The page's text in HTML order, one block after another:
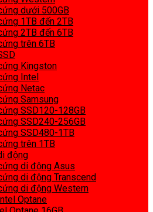
dưới 500GB
1TB đến 2TB
2TB đến 6TB
trên 6TB
Kingston
Intel
Netac
Samsung
SSD120-128GB
SSD240-256GB
SSD480-1TB
trên 1TB
động
di động Asus
di động Transcend
di động Western
Optane